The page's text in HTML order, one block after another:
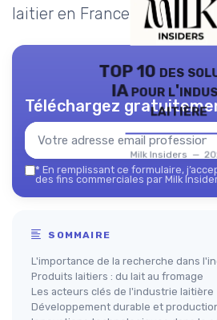
laitier en France et au-delà.
TOP 10 des
IA pour
laitière
Milk Insiders —
Téléchargez
* En remplissant ce formulaire,
des fins commerciales par Milk
SOMMAIRE
L'importance de la recherche dans
Produits laitiers : du lait au fromage
Les acteurs clés de l'industrie laitière
Développement durable et